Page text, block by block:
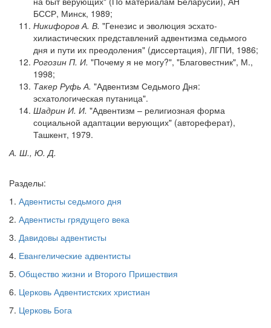
БССР, Минск, 1989;
Никифоров А. В. "Генезис и эволюция эсхато-
хилиастических представлений адвентизма седьмого
дня и пути их преодоления" (диссертация), ЛГПИ, 1986;
Рогозин П. И. "Почему я не могу?", "Благовестник", М.,
1998;
Такер Руфь А. "Адвентизм Седьмого Дня:
эсхатологическая путаница".
Шадрин И. И. "Адвентизм – религиозная форма
социальной адаптации верующих" (автореферат),
Ташкент, 1979.
А. Ш., Ю. Д.
Разделы:
1. Адвентисты седьмого дня
2. Адвентисты грядущего века
3. Давидовы адвентисты
4. Евангелические адвентисты
5. Общество жизни и Второго Пришествия
6. Церковь Адвентистских христиан
7. Церковь Бога